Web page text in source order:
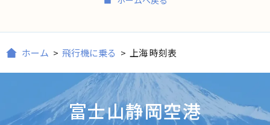
ホーム > 飛行機に乗る > 上海 時刻表
富士山静岡空港